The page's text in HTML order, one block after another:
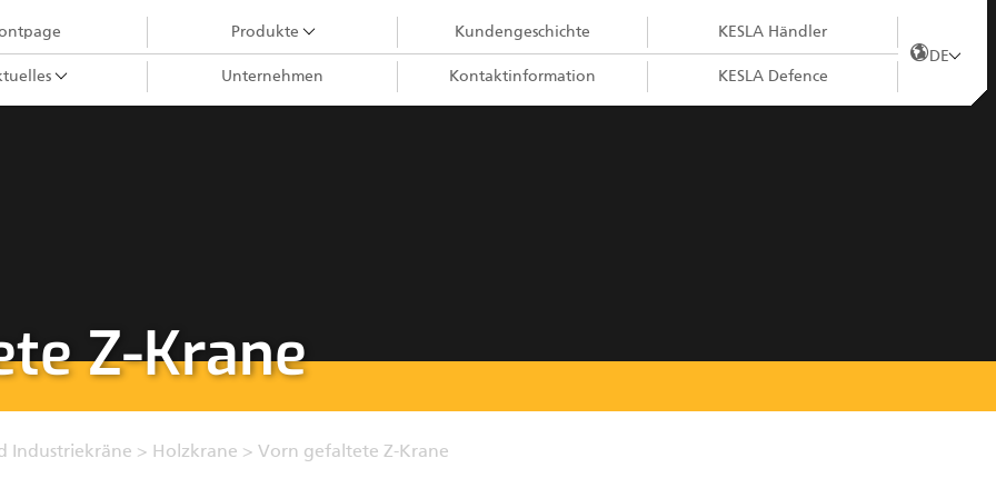
Produkte
Ladekrane
Forstanhänger
Impulsprozessor
Kundengeschichte KESLA Händler
Unternehmen Kontaktinformation KESLA Defence
DE
Z-Krane
Industriekräne > Holzkrane > Vorn gefaltete Z-Krane